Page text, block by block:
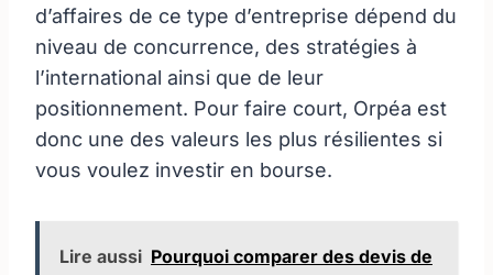
d’affaires de ce type d’entreprise dépend du
niveau de concurrence, des stratégies à
l’international ainsi que de leur
positionnement. Pour faire court, Orpéa est
donc une des valeurs les plus résilientes si
vous voulez investir en bourse.
Lire aussi Pourquoi comparer des devis de